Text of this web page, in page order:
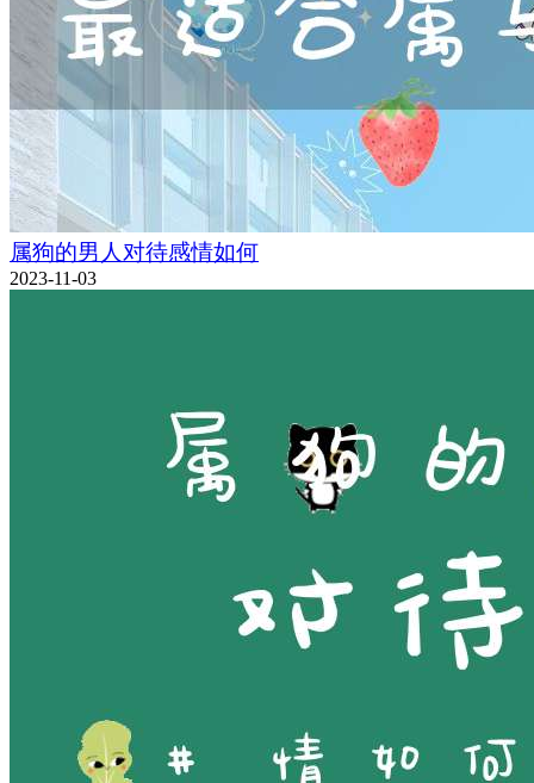
属狗的男人对待感情如何
2023-11-03